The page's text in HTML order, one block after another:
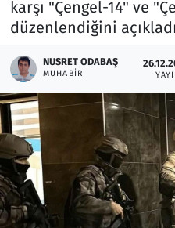
karşı "Çengel-14" ve
düzenlendiğini
NUSRET ODABAŞ
MUHABIR
Lezzet Durağı
Oyun
Ramazan
Resmi İlanlar